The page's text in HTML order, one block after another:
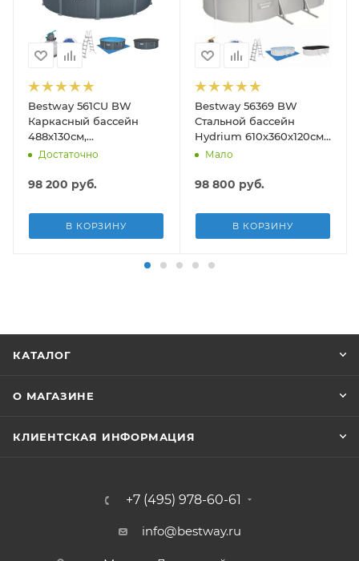
Bestway 561CU BW
Каркасный бассейн
488х130см,
композитный, 21490л,
лестн, тент, подст, дисп.
Достаточно
98 200 руб.
В КОРЗИНУ
Bestway 56369 BW
Стальной бассейн
Hydrium 610х360х120см,
19929л, песч.фил.-нас
подст.
Мало
98 800 руб.
В КОРЗИНУ
КАТАЛОГ
О МАГАЗИНЕ
КЛИЕНТСКАЯ ИНФОРМАЦИЯ
+7 (495) 978-60-61
info@bestway.ru